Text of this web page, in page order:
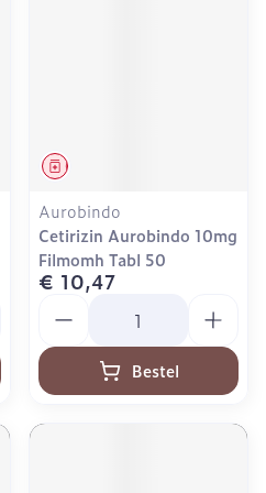
Geneesmiddel
Aurobindo
Cetirizin Aurobindo 10mg
Filmomh Tabl 50
€ 10,47
Bestel